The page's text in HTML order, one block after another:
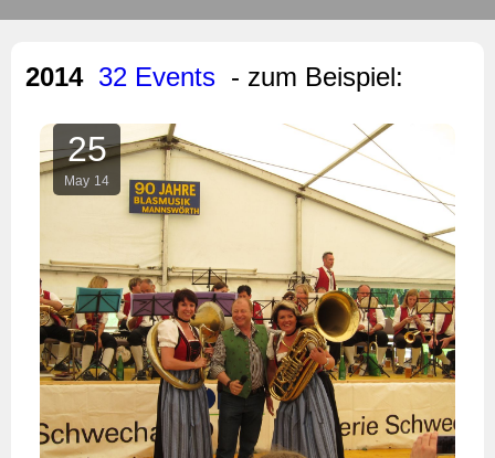
2014 32 Events - zum Beispiel:
25
May 14